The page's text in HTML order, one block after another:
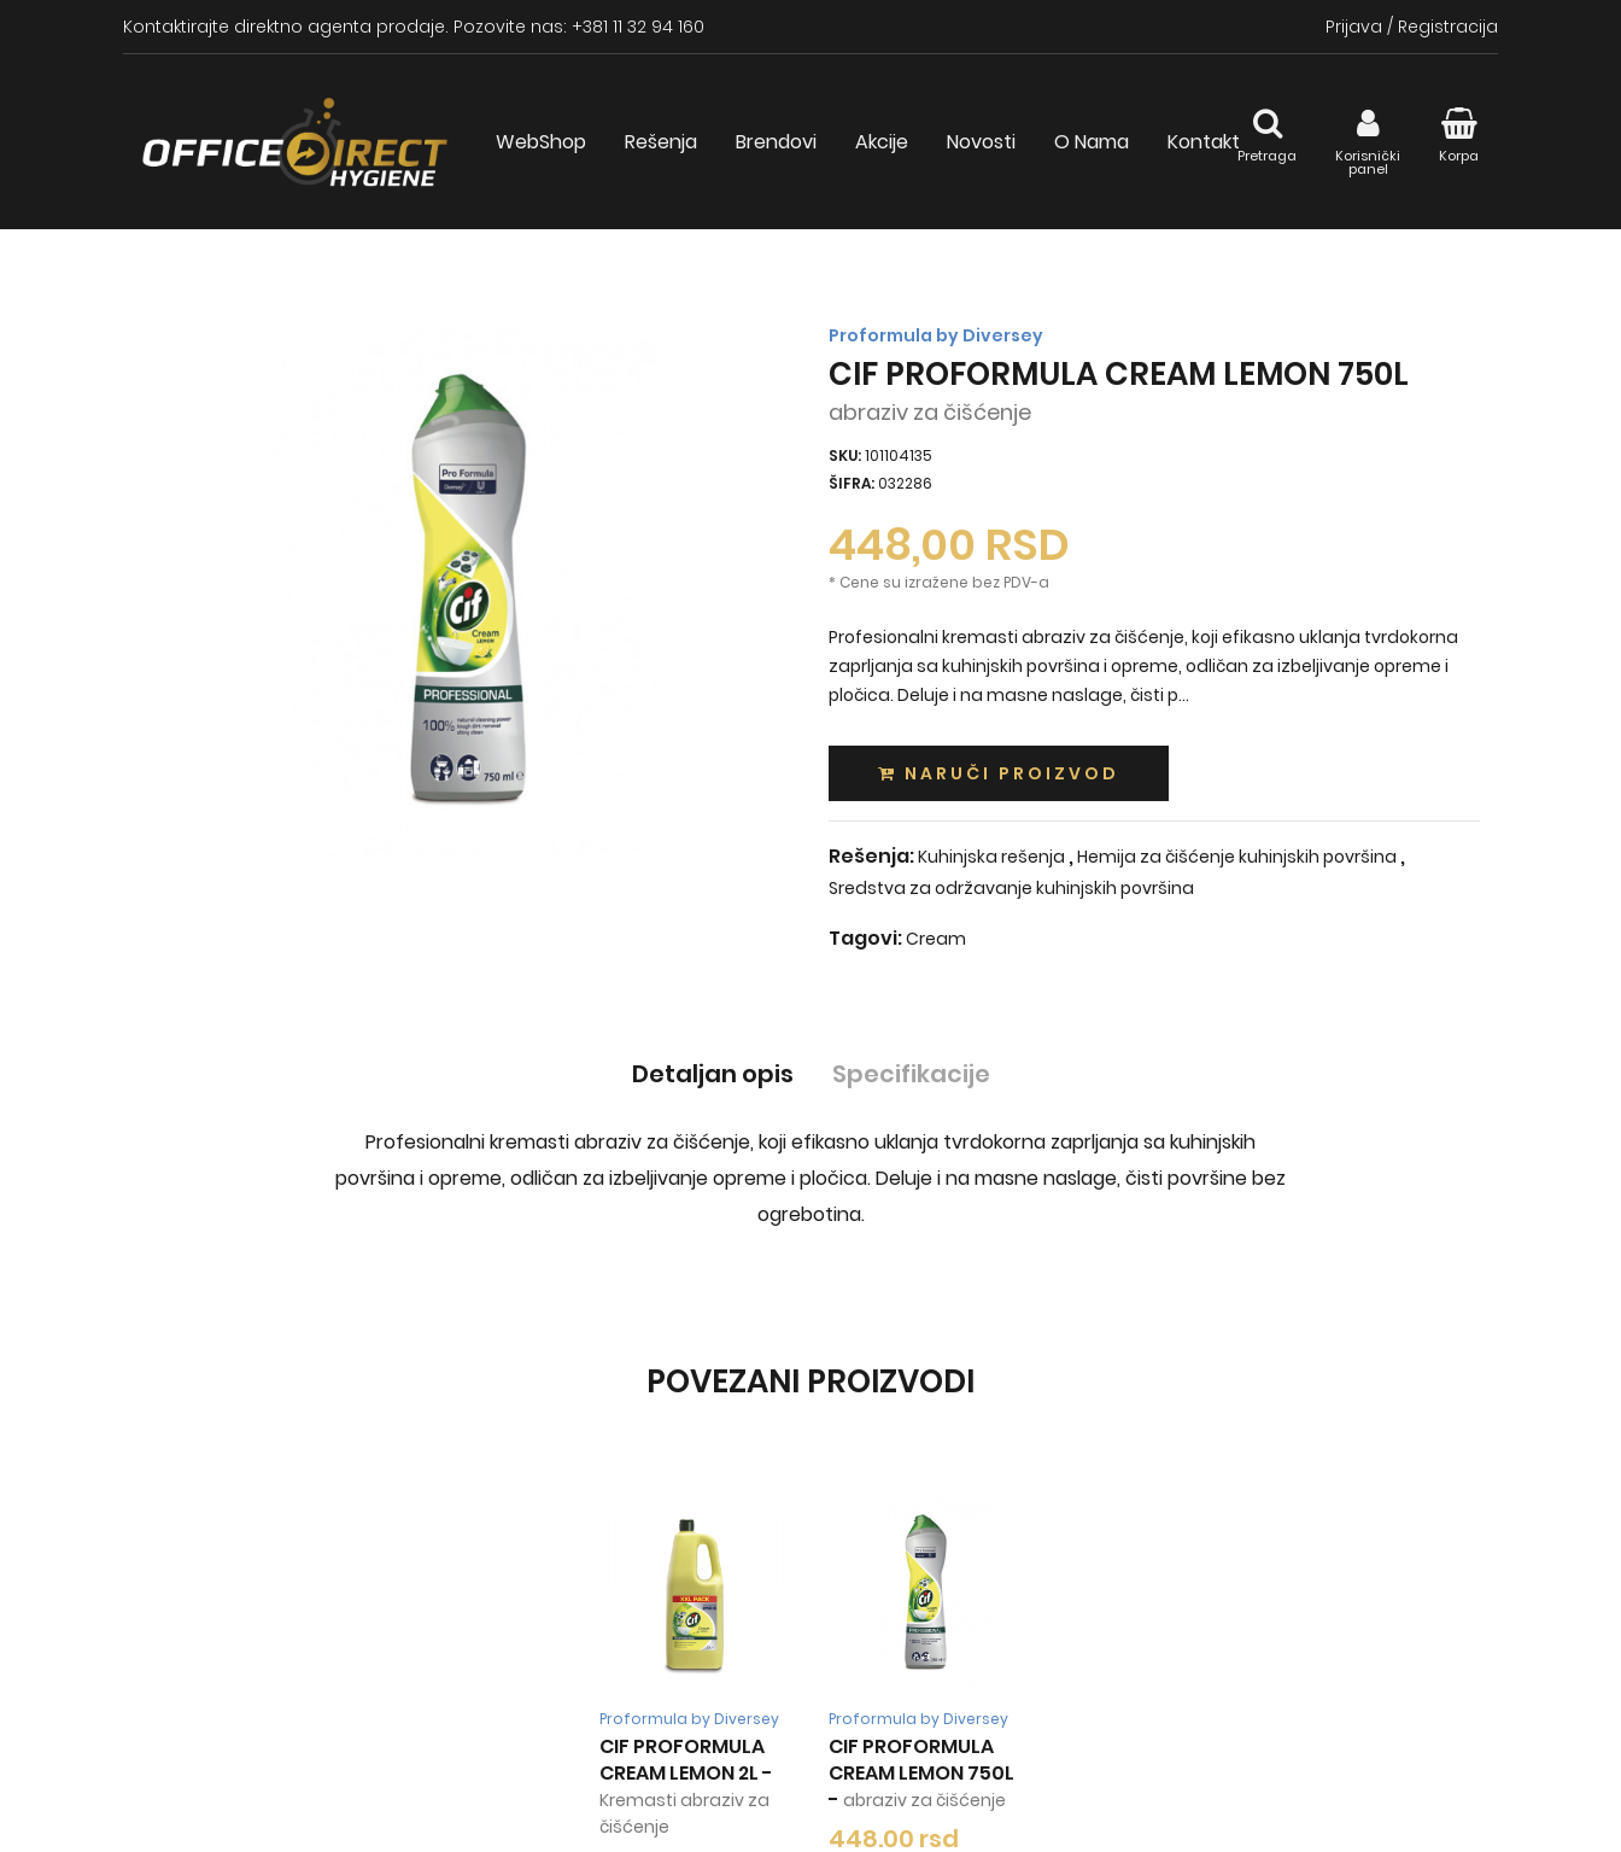
Kontaktirajte direktno agenta prodaje. Pozovite nas: +381 11 32 94 160 Prijava / Registracija
WebShop Rešenja Brendovi Akcije Novosti O Nama Kontakt
Pretraga Korisnički
panel
Korpa
Proformula by Diversey
CIF PROFORMULA CREAM LEMON 750L
abraziv za čišćenje
SKU:101104135
ŠIFRA:032286
448,00 RSD
* Cene su izražene bez PDV-a
Profesionalni kremasti abraziv za čišćenje, koji efikasno uklanja tvrdokorna
zaprljanja sa kuhinjskih površina i opreme, odličan za izbeljivanje opreme i
pločica. Deluje i na masne naslage, čisti p...
NARUČI PROIZVOD
Rešenja:Kuhinjska rešenja ,Hemija za čišćenje kuhinjskih površina ,
Sredstva za održavanje kuhinjskih površina
Tagovi:Cream
Detaljan opis Specifikacije
Profesionalni kremasti abraziv za čišćenje, koji efikasno uklanja tvrdokorna zaprljanja sa kuhinjskih
površina i opreme, odličan za izbeljivanje opreme i pločica. Deluje i na masne naslage, čisti površine bez
ogrebotina.
POVEZANI PROIZVODI
Proformula by Diversey
CIF PROFORMULA
CREAM LEMON 2L-
Kremasti abraziv za
čišćenje
Proformula by Diversey
CIF PROFORMULA
CREAM LEMON 750L
- abraziv za čišćenje
448.00 rsd